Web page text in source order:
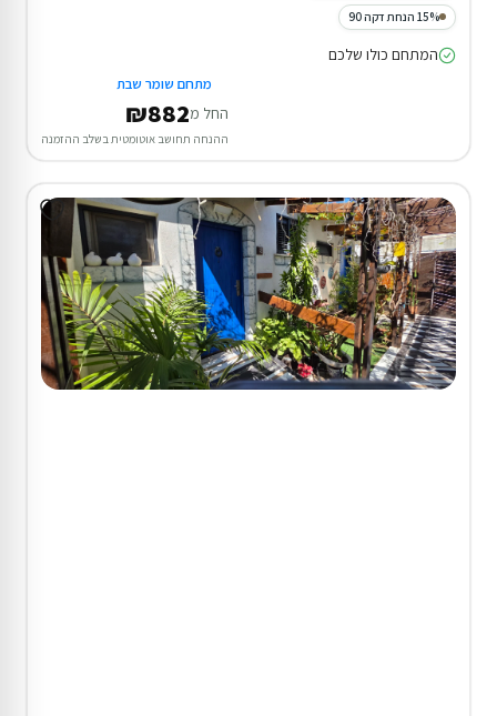
15% הנחת דקה 90
המתחם כולו שלכם
מתחם שומר שבת
החל מ₪882
ההנחה תחושב אוטומטית בשלב ההזמנה